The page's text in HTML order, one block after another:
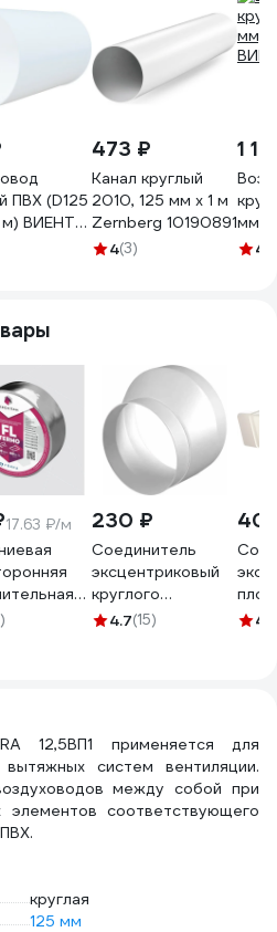
ПВХ (D125
м) ВИЕНТО
473 ₽
Канал круглый
2010, 125 мм х 1 м
Zernberg 10190891
4(3)
1
мм;
4
17.63 ₽/м
termo,
230 ₽
Соединитель
эксцентриковый
круглого
воздуховода с
4.7(15) 4.7
12,5ВП1 применяется для
вытяжных систем вентиляции.
между собой при
соответствующего
круглая
125 мм